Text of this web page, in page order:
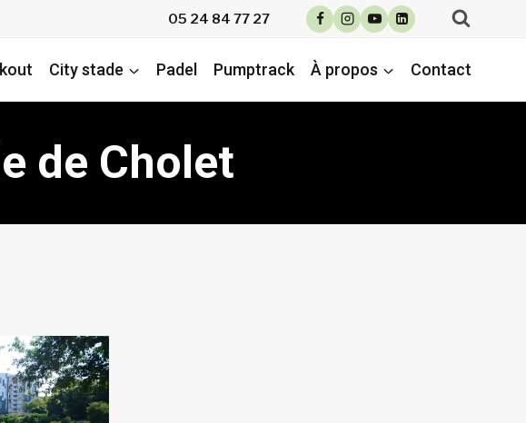
05 24 84 77 27
City stade Padel Pumptrack À propos Contact
de Cholet